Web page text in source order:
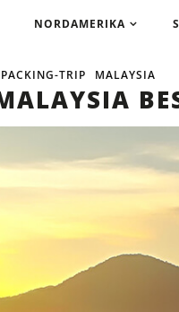
NORDAMERIKA
TRIP MALAYSIA